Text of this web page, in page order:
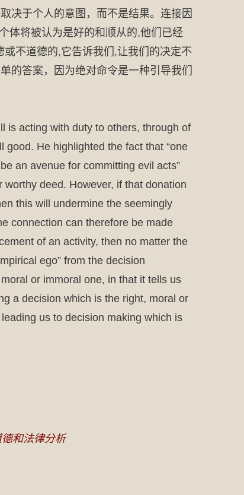
决于个人的意图，而不是结果。连接因
体将被认为是好的和顺从的,他们已经
不道德的,它告诉我们,让我们的决定不
的答案，因为绝对命令是一种引导我们
is acting with duty to others, through of
He highlighted the fact that “one
an avenue for committing evil acts”
deed. However, if that donation
this will undermine the seemingly
connection can therefore be made
of an activity, then no matter the
ego” from the decision
or immoral one, in that it tells us
a decision which is the right, moral or
us to decision making which is
和法律分析